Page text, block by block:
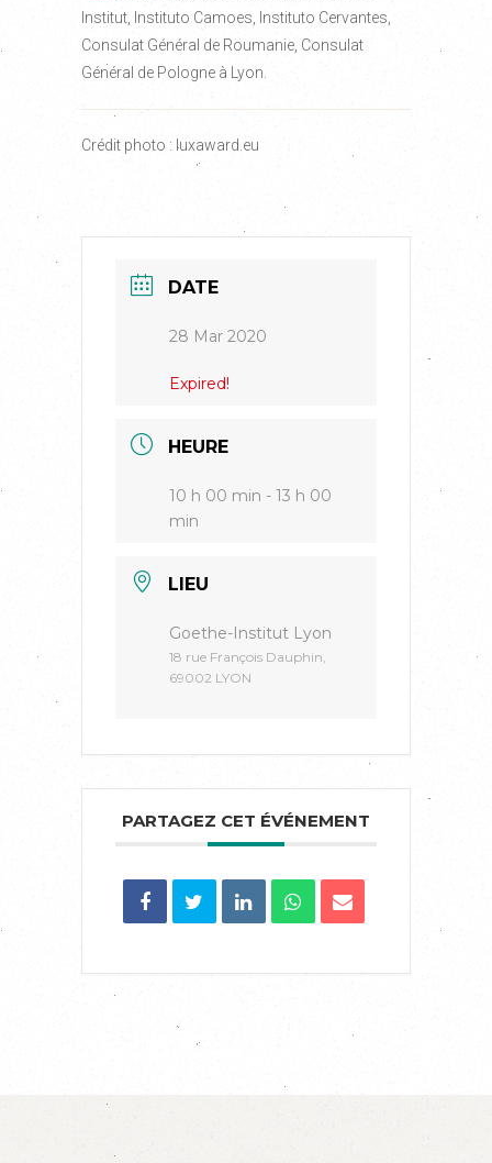
Institut, Instituto Camoes, Instituto Cervantes,
Consulat Général de Roumanie, Consulat
Général de Pologne à Lyon.
Crédit photo : luxaward.eu
DATE
28 Mar 2020
Expired!
HEURE
10 h 00 min - 13 h 00
min
LIEU
Goethe-Institut Lyon
18 rue François Dauphin,
69002 LYON
PARTAGEZ CET ÉVÉNEMENT